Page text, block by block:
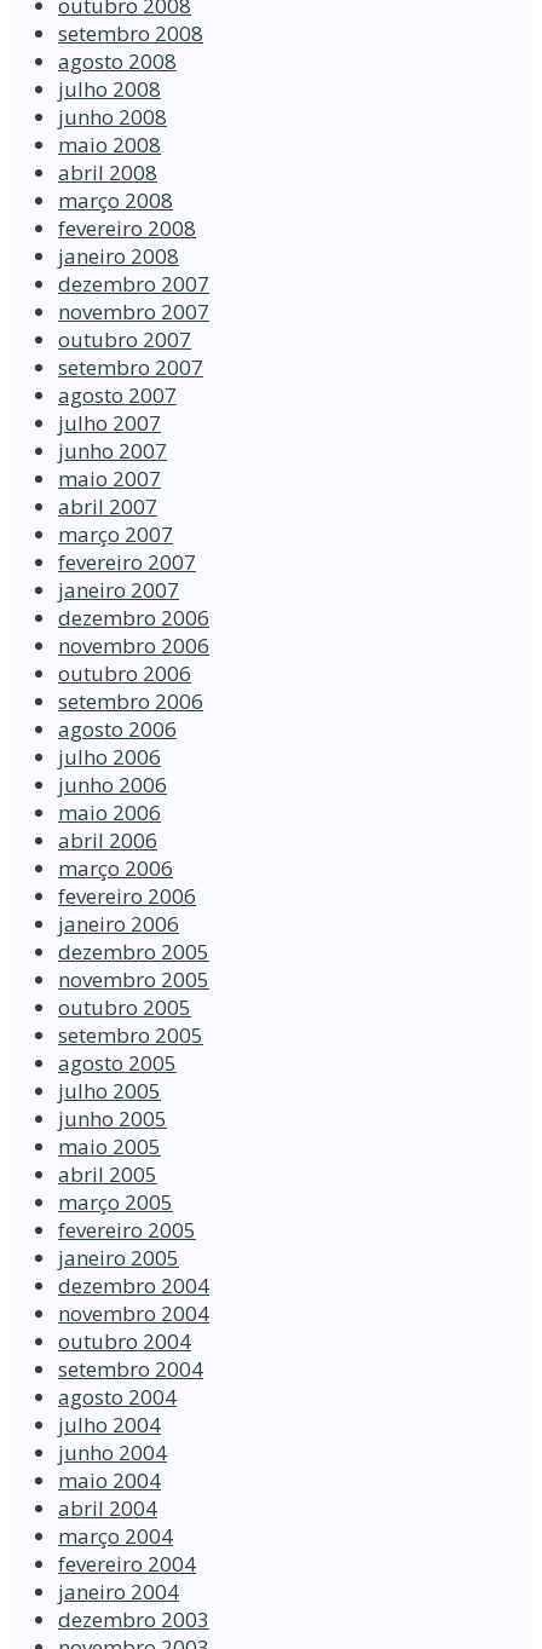
outubro 2008
setembro 2008
agosto 2008
julho 2008
junho 2008
maio 2008
abril 2008
março 2008
fevereiro 2008
janeiro 2008
dezembro 2007
novembro 2007
outubro 2007
setembro 2007
agosto 2007
julho 2007
junho 2007
maio 2007
abril 2007
março 2007
fevereiro 2007
janeiro 2007
dezembro 2006
novembro 2006
outubro 2006
setembro 2006
agosto 2006
julho 2006
junho 2006
maio 2006
abril 2006
março 2006
fevereiro 2006
janeiro 2006
dezembro 2005
novembro 2005
outubro 2005
setembro 2005
agosto 2005
julho 2005
junho 2005
maio 2005
abril 2005
março 2005
fevereiro 2005
janeiro 2005
dezembro 2004
novembro 2004
outubro 2004
setembro 2004
agosto 2004
julho 2004
junho 2004
maio 2004
abril 2004
março 2004
fevereiro 2004
janeiro 2004
dezembro 2003